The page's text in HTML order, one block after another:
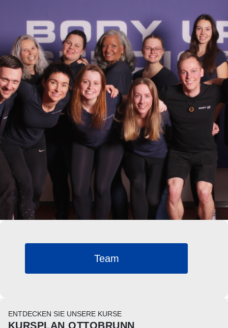
Team
ENTDECKEN SIE UNSERE KURSE
KURSPLAN OTTOBRUNN